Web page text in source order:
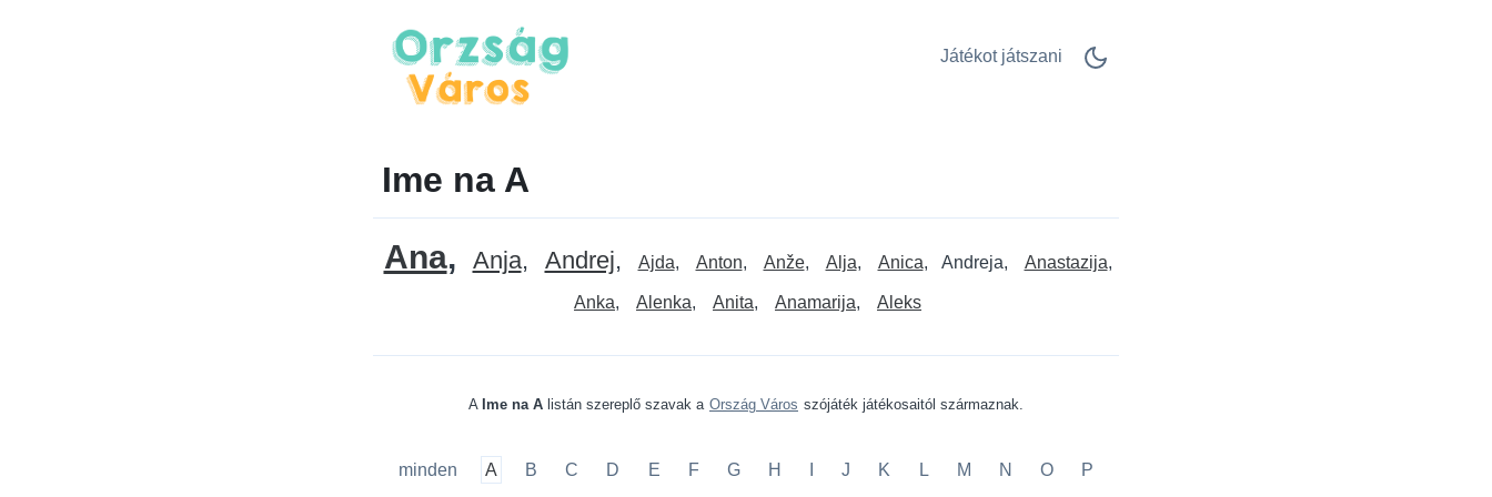
Játékot játszani
Ime na A
Ana Anja Andrej Ajda Anton Anže Alja Anica Andreja Anastazija
Anka Alenka Anita Anamarija Aleks
A Ime na A listán szereplő szavak a Ország Város szójáték játékosaitól származnak.
minden A B C D E F G H J K L M N O P